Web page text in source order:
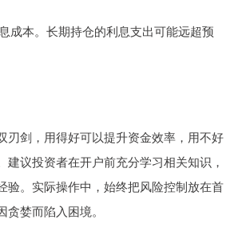
成本。长期持仓的利息支出可能远超预
刃剑，用得好可以提升资金效率，用不好
建议投资者在开户前充分学习相关知识，
验。实际操作中，始终把风险控制放在首
婪而陷入困境。